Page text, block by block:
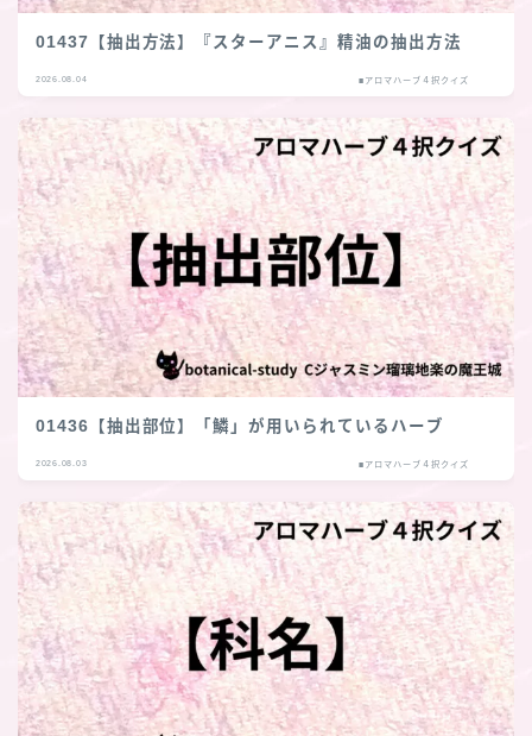
01437【抽出方法】『スターアニス』精油の抽出方法
2026.08.04 ■アロマハーブ４択クイズ
01436【抽出部位】「鱗」が用いられているハーブ
2026.08.03 ■アロマハーブ４択クイズ